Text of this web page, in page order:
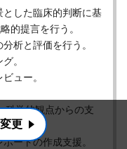
とした臨床的判断に基
的提言を行う。
析と評価を行う。
。
ュー。
科学的観点からの支
ートの作成支援。
更